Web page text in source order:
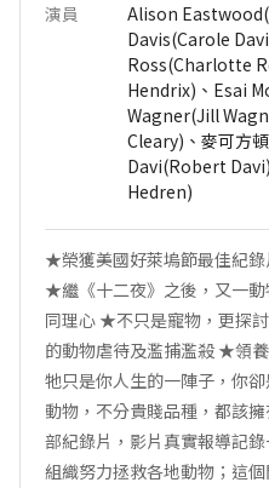
演員
Alison
Davis(Carole
Ross(Charlotte
Hendrix)、Esai
Wagner(Jill
Cleary)、麥可方
Davi(Robert
Hedren)
★榮獲美國好萊塢節最佳紀
★繼《十二夜》之後，又一
同理心 ★不只是寵物，更探
的動物虐待及濫捕濫殺 ★領
牠只是你人生的一陣子，你
動物，不分貴賤品種，都該
部紀錄片，影片真實報導記
組織努力拯救各地動物；這